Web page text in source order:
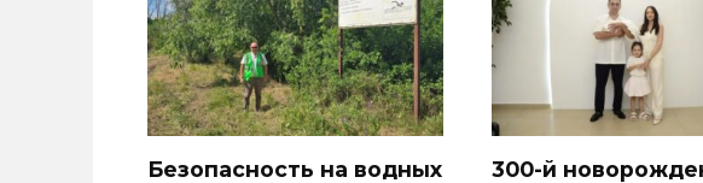
Безопасность на водных
300-й